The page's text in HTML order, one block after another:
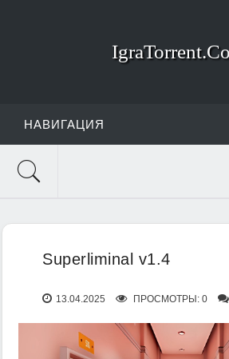
НАВИГАЦИЯ
Superliminal v1.4
13.04.2025 ПРОСМОТРЫ: 0